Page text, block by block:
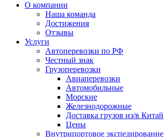
О компании
Наша команда
Достижения
Отзывы
Услуги
Автоперевозки по РФ
Честный знак
Грузоперевозки
Авиаперевозки
Автомобильные
Морские
Железнодорожные
Доставка грузов из/в Китай
Цены
Внутрипортовое экспедирование